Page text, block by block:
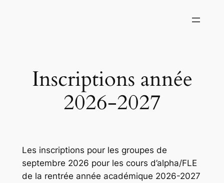
Inscriptions année
2026-2027
Les inscriptions pour les groupes de
septembre 2026 pour les cours d’alpha/FLE
de la rentrée année académique 2026-2027